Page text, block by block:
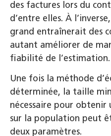
des factures lors du
d’entre elles. À
grand entraînerait des
autant améliorer de
fiabilité de l’estimation.
Une fois la méthode
déterminée, la taille
nécessaire pour
sur la population peut
deux paramètres.